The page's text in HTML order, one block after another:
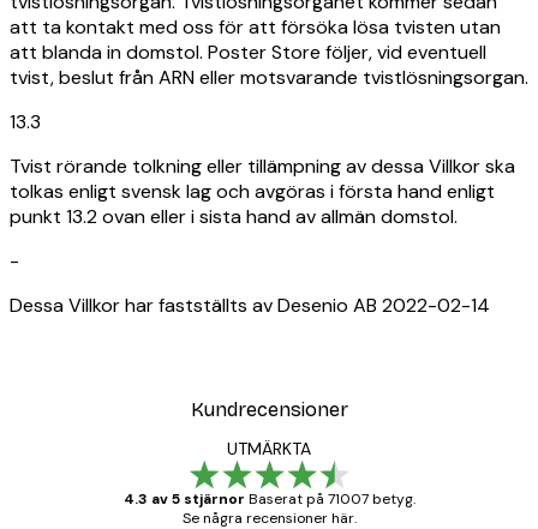
att ta kontakt med oss för att försöka lösa tvisten utan
att blanda in domstol. Poster Store följer, vid eventuell
tvist, beslut från ARN eller motsvarande tvistlösningsorgan.
13.3
Tvist rörande tolkning eller tillämpning av dessa Villkor ska
tolkas enligt svensk lag och avgöras i första hand enligt
punkt 13.2 ovan eller i sista hand av allmän domstol.
-
Dessa Villkor har fastställts av Desenio AB 2022-02-14
Kundrecensioner
UTMÄRKTA
4.3 av 5 stjärnor Baserat på 71007 betyg.
Se några recensioner här.